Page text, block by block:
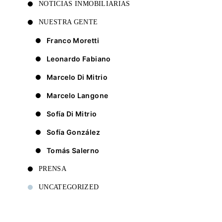
NOTICIAS INMOBILIARIAS
NUESTRA GENTE
Franco Moretti
Leonardo Fabiano
Marcelo Di Mitrio
Marcelo Langone
Sofía Di Mitrio
Sofía González
Tomás Salerno
PRENSA
UNCATEGORIZED